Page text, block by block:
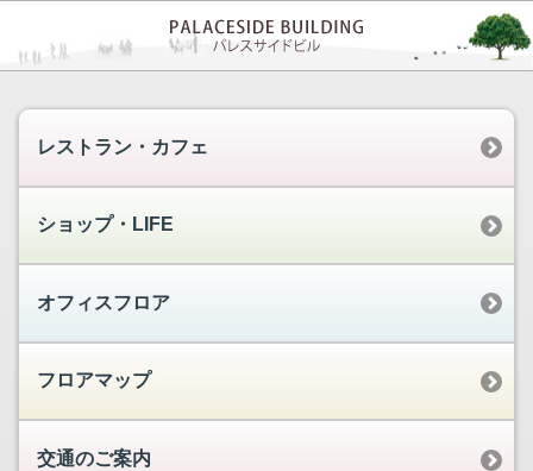
レストラン・カフェ
ショップ・LIFE
オフィスフロア
フロアマップ
交通のご案内